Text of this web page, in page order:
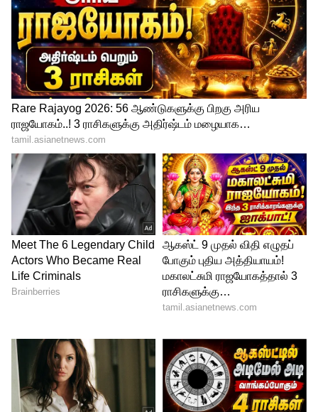
சந்திக்க நேரிடும். கடைசியாக விளையாடிய 6 போட்டியிலும் ராயல்
சேலஞ்சர்ஸ் பெங்களூரு வெற்றி பெற்றது. அதே எனர்ஜியோடு
விளையாடினால் முதல் முறையாக டிராபியை வெல்ல முடியும்.
ஆர்சிபியை கட்டுப்படுத்துவது என்பது அவ்வளவு எளிதானது அல்ல
என்று கூறியுள்ளார் என்பது குறிப்பிடத்தக்கது.
LATEST VIDEOS
ABOUT THE AUTHOR
RK Rsiva kumar
நான் சிவக்குமார். கம்ப்யூட்டர் அப்ளிகேஷன்
பிரிவில் முதுகலை பட்டம் பெற்றுள்ளேன். கடந்த 7